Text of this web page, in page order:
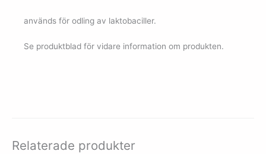
används för odling av laktobaciller.
Se produktblad för vidare information om produkten.
Relaterade produkter